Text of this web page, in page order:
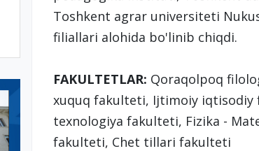
Toshkent agrar universiteti
filiallari alohida bo'linib chiqdi.
FAKULTETLAR: Qoraqolpoq
xuquq fakulteti, Ijtimoiy iqtisodiy
texnologiya fakulteti, Fizika -
fakulteti, Chet tillari fakulteti